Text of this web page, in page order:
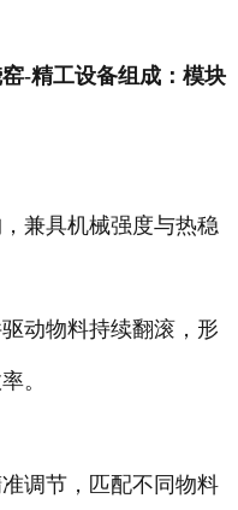
-精工设备组成：模块
兼具机械强度与热稳
动物料持续翻滚，形
。
调节，匹配不同物料